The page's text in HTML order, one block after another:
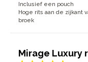
Inclusief een pouch
Hoge rits aan de zijkant
broek
Mirage Luxury